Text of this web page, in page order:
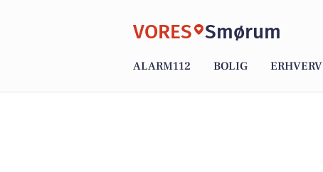
VORES Smørum
ALARM112 BOLIG ERHVERV